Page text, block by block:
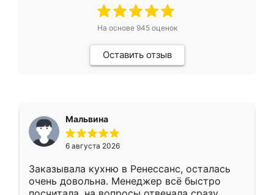
На основе 945оценок
Оставить отзыв
Мальвина
6 августа 2026
Заказывала кухню в Ренессанс, осталась
очень довольна. Менеджер всё быстро